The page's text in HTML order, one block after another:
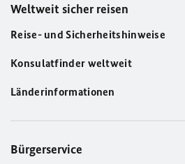
Weltweit sicher reisen
Reise- und Sicherheitshinweise
Konsulatfinder weltweit
Länderinformationen
Bürgerservice